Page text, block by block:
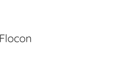
Flocon